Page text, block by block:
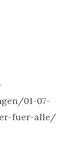
01-07-
fuer-alle/